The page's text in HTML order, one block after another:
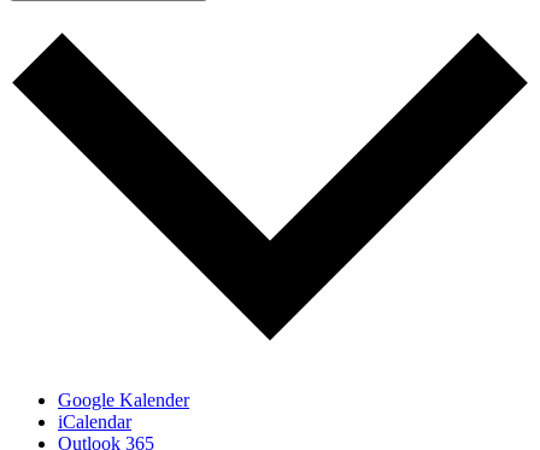
Google Kalender
iCalendar
Outlook 365